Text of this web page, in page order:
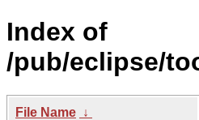
Index of
/pub/eclipse/
File Name ↓